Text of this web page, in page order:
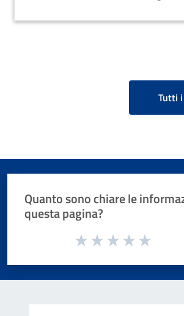
Tutti
Quanto sono chiare le
questa pagina?
Valuta da 1 a 5 stelle la pagina